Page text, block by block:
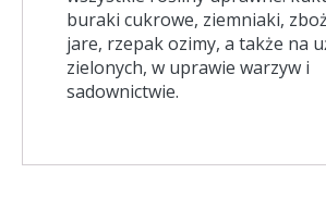
buraki cukrowe, ziemniaki,
jare, rzepak ozimy, a także na
zielonych, w uprawie warzyw i
sadownictwie.